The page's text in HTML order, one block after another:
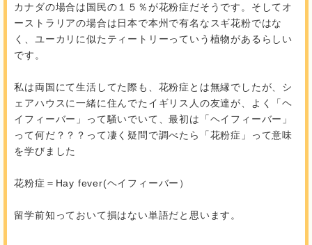
カナダの場合は国民の１５％が花粉症だそうです。そしてオ
ーストラリアの場合は日本で本州で有名なスギ花粉ではな
く、ユーカリに似たティートリーっていう植物があるらしい
です。
私は両国にて生活してた際も、花粉症とは無縁でしたが、シ
ェアハウスに一緒に住んでたイギリス人の友達が、よく「ヘ
イフィーバー」って騒いでいて、最初は「ヘイフィーバー」
って何だ？？？って凄く疑問で調べたら「花粉症」って意味
を学びました
花粉症＝Hay fever(ヘイフィーバー）
留学前知っておいて損はない単語だと思います。